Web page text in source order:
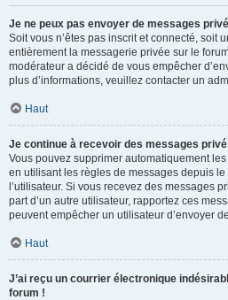
Je ne peux pas envoyer de messages
Soit vous n’êtes pas inscrit et connecté, soit
entièrement la messagerie privée sur le
modérateur a décidé de vous empêcher
plus d’informations, veuillez contacter un
Haut
Je continue à recevoir des messages
Vous pouvez supprimer automatiquement
en utilisant les règles de messages depuis
l’utilisateur. Si vous recevez des messages
part d’un autre utilisateur, rapportez ces
peuvent empêcher un utilisateur d’envoyer
Haut
J’ai reçu un courrier électronique
forum !